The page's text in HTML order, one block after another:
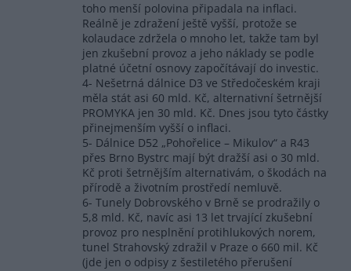
toho menší polovina připadala na inflaci.
Reálně je zdražení ještě vyšší, protože se
kolaudace zdržela o mnoho let, takže tam byl
jen zkušební provoz a jeho náklady se podle
platné účetní osnovy započítávají do investic.
4- Nešetrná dálnice D3 ve Středočeském kraji
měla stát asi 60 mld. Kč, alternativní šetrnější
PROMYKA jen 30 mld. Kč. Dnes jsou tyto částky
přinejmenším vyšší o inflaci.
5- Dálnice D52 „Pohořelice – Mikulov“ a R43
přes Brno Bystrc mají být dražší asi o 30 mld.
Kč proti šetrnějším alternativám, o škodách na
přírodě a životním prostředí nemluvě.
6- Tunely Dobrovského v Brně se prodražily o
5,8 mld. Kč, navíc asi 13 let trvající zkušební
provoz pro nesplnění protihlukových norem,
tunel Strahovský zdražil v Praze o 660 mil. Kč
(jde jen o odpisy z šestiletého přerušení